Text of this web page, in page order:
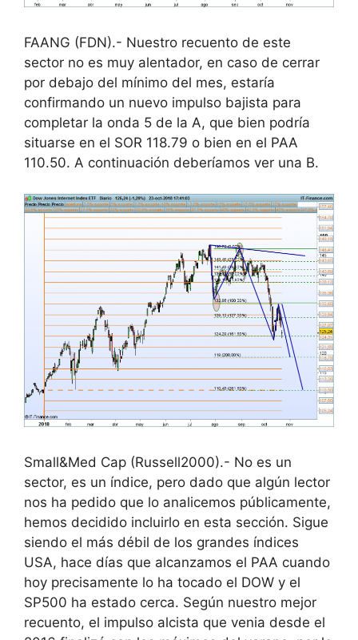
FAANG (FDN).- Nuestro recuento de este
sector no es muy alentador, en caso de cerrar
por debajo del mínimo del mes, estaría
confirmando un nuevo impulso bajista para
completar la onda 5 de la A, que bien podría
situarse en el SOR 118.79 o bien en el PAA
110.50. A continuación deberíamos ver una B.
Small&Med Cap (Russell2000).- No es un
sector, es un índice, pero dado que algún lector
nos ha pedido que lo analicemos públicamente,
hemos decidido incluirlo en esta sección. Sigue
siendo el más débil de los grandes índices
USA, hace días que alcanzamos el PAA cuando
hoy precisamente lo ha tocado el DOW y el
SP500 ha estado cerca. Según nuestro mejor
recuento, el impulso alcista que venia desde el